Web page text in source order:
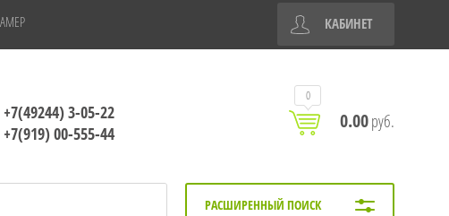
КАБИНЕТ
+7(49244) 3-05-22
+7(919) 00-555-44
0
0.00руб.
РАСШИРЕННЫЙ ПОИСК